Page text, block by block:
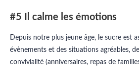
#5 Il calme les émotions
Depuis notre plus jeune âge, le sucre est
évènements et des situations agréables,
convivialité (anniversaires, repas de